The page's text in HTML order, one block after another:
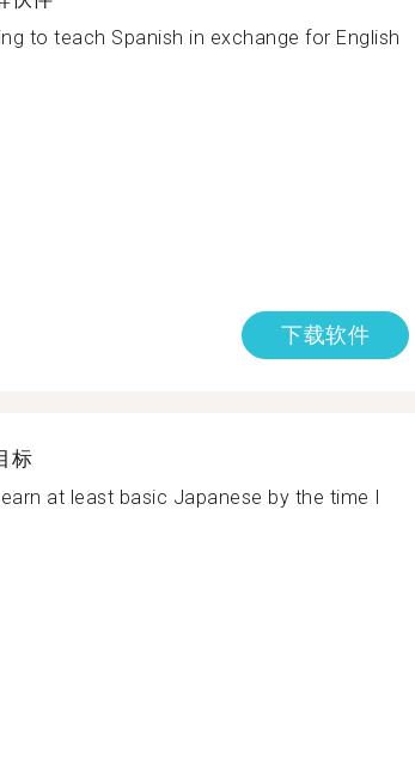
to teach Spanish in exchange for English
下载软件
标
at least basic Japanese by the time I